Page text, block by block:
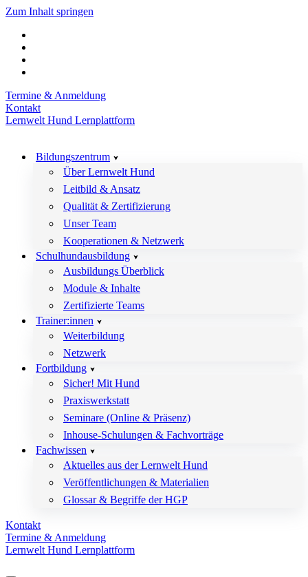
Zum Inhalt springen
Termine & Anmeldung
Kontakt
Lernwelt Hund Lernplattform
Bildungszentrum
Über Lernwelt Hund
Leitbild & Ansatz
Qualität & Zertifizierung
Unser Team
Kooperationen & Netzwerk
Schulhundausbildung
Ausbildungs Überblick
Module & Inhalte
Zertifizierte Teams
Trainer:innen
Weiterbildung
Netzwerk
Fortbildung
Sicher! Mit Hund
Praxiswerkstatt
Seminare (Online & Präsenz)
Inhouse-Schulungen & Fachvorträge
Fachwissen
Aktuelles aus der Lernwelt Hund
Veröffentlichungen & Materialien
Glossar & Begriffe der HGP
Kontakt
Termine & Anmeldung
Lernwelt Hund Lernplattform